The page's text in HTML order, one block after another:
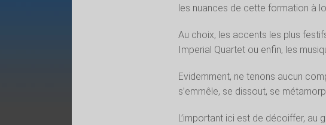
les nuances de cette formation à
Au choix, les accents les plus
Imperial Quartet ou enfin, les
Evidemment, ne tenons aucun
s’emmêle, se dissout, se
L’important ici est de décoiffer, au